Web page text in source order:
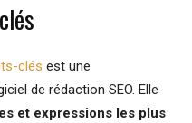
clés est une
de rédaction SEO. Elle
et expressions les plus